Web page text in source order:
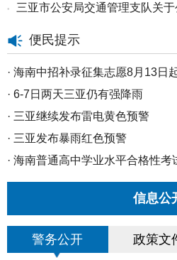
系统...
• 三亚市公安局交通管理支队关
的公...便民提示
· 海南中招补录征集志愿8月13日
· 6-7日两天三亚仍有强降雨
· 三亚继续发布雷电黄色预警
· 三亚发布暴雨红色预警
· 海南普通高中学业水平合格性考
·8月5日至7日三亚将迎来持续性
三亚市防灾减灾救灾和安全生产
·海南高招高职（专科）批30日起
海南中招二次志愿填报29日12时
信息公
警务公开 政策文